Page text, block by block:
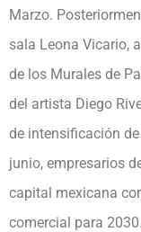
Marzo.
sala Leona Vicario,
de los Murales de
del artista Diego
de intensificación
junio, empresarios
capital mexicana
comercial para